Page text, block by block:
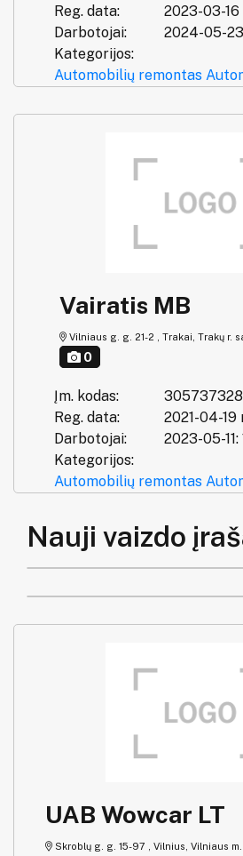
Reg. data:
2023-03-
Darbotojai:
2024-05-
Kategorijos:
Automobilių remontas
Vairatis MB
Vilniaus g. g. 21-2 , Trakai, Trakų r.
0
Įm. kodas:
305737328
Reg. data:
2021-04-19
Darbotojai:
2023-05-
Kategorijos:
Automobilių remontas
Nauji vaizdo
UAB Wowcar LT
Skroblų g. g. 15-97 , Vilnius, Vilniaus m.